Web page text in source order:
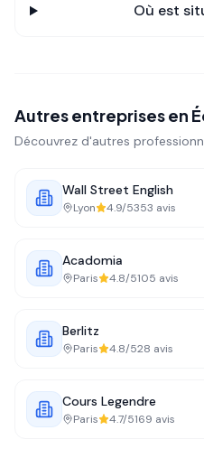
Où est
Autres entreprises en
Découvrez d'autres
Wall Street English
Lyon 4.9/5353 avis
Acadomia
Paris 4.8/5105 avis
Berlitz
Paris 4.8/528 avis
Cours Legendre
Paris 4.7/5169 avis